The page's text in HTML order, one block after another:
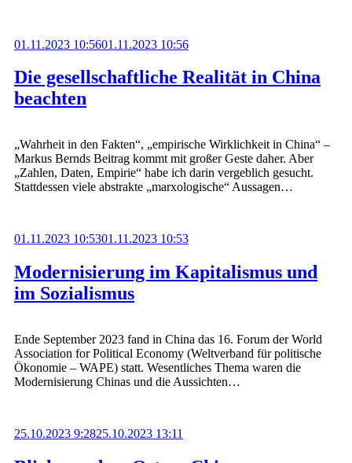
Die gesellschaftliche Realität in China
beachten
01.11.2023 10:5601.11.2023 10:56
„Wahrheit in den Fakten“, „empirische Wirklichkeit in China“ –
Markus Bernds Beitrag kommt mit großer Geste daher. Aber
„Zahlen, Daten, Empirie“ habe ich darin vergeblich gesucht.
Stattdessen viele abstrakte „marxologische“ Aussagen…
Modernisierung im Kapitalismus und
im Sozialismus
01.11.2023 10:5301.11.2023 10:53
Ende September 2023 fand in China das 16. Forum der World
Association for Political Economy (Weltverband für politische
Ökonomie – WAPE) statt. Wesentliches Thema waren die
Modernisierung Chinas und die Aussichten…
25.10.2023 9:2825.10.2023 13:11